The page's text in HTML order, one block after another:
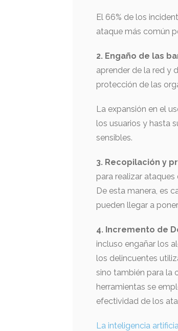
El 66% de los
ataque más común
2. Engaño de las
aprender de la red y
protección de las
La expansión en el
los usuarios y hasta
sensibles.
3. Recopilación y
para realizar
De esta manera, es
pueden llegar a
4. Incremento de
incluso engañar los
los delincuentes
sino también para la
herramientas se
efectividad de los
La inteligencia